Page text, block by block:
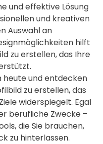
und effektive Lösung
und kreativen
Auswahl an
hilft
zu erstellen, das Ihre
heute und entdecken
zu erstellen, das
widerspiegelt. Egal
berufliche Zwecke –
die Sie brauchen,
zu hinterlassen.